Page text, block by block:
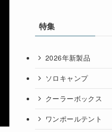
特集
2026年新製品
ソロキャンプ
クーラーボックス
ワンポールテント